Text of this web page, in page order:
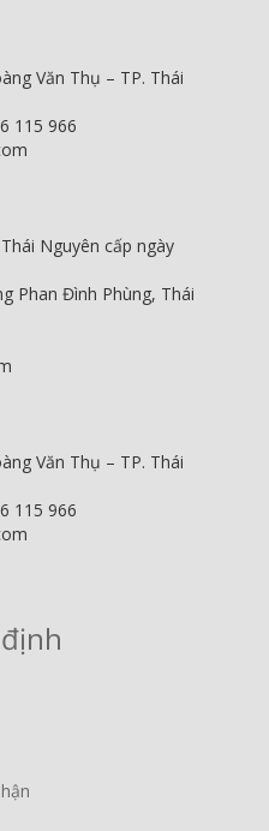
Văn Thụ – TP. Thái
115 966
Nguyên cấp ngày
Phan Đình Phùng, Thái
Văn Thụ – TP. Thái
115 966